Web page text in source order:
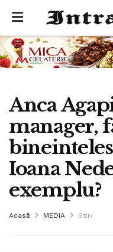
Anca
manager,
Ioana
exemplu?
Acasă MEDIA Stiri